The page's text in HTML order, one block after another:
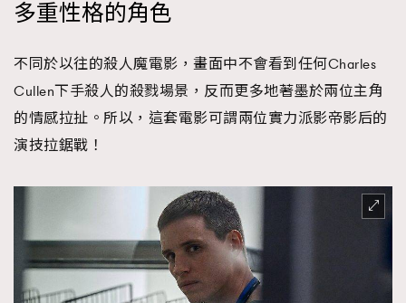
多重性格的角色
不同於以往的殺人魔電影，畫面中不會看到任何Charles
Cullen下手殺人的殺戮場景，反而更多地著墨於兩位主角
的情感拉扯。所以，這套電影可謂兩位實力派影帝影后的
演技拉鋸戰！